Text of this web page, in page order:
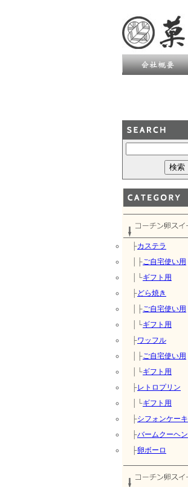
├カステラ
│├ご自宅使い用
│└ギフト用
├どら焼き
│├ご自宅使い用
│└ギフト用
├ワッフル
│├ご自宅使い用
│└ギフト用
├レトロプリン
│└ギフト用
├シフォンケーキ
├バームクーヘン
├卵ボーロ